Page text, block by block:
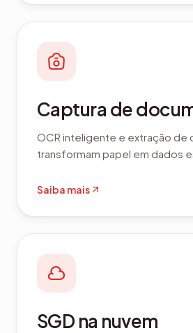
Captura de
OCR inteligente e extração de
transformam papel em dados
Saiba mais
SGD na nuvem